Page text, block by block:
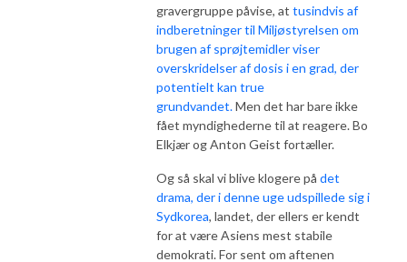
gravergruppe påvise, at tusindvis af
indberetninger til Miljøstyrelsen om
brugen af sprøjtemidler viser
overskridelser af dosis i en grad, der
potentielt kan true
grundvandet.Men det har bare ikke
fået myndighederne til at reagere. Bo
Elkjær og Anton Geist fortæller.
Og så skal vi blive klogere på det
drama, der i denne uge udspillede sig i
Sydkorea, landet, der ellers er kendt
for at være Asiens mest stabile
demokrati. For sent om aftenen